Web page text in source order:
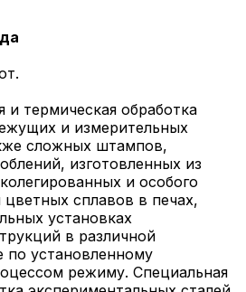
термическая обработка
и измерительных
сложных штампов,
изготовленных из
и особого
цветных сплавов в печах,
установках
в различной
установленному
режиму. Специальная